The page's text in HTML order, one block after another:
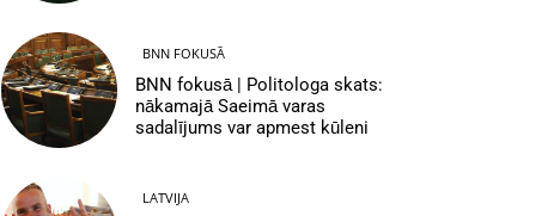
BNN FOKUSĀ
BNN fokusā | Politologa skats:
nākamajā Saeimā varas
sadalījums var apmest kūleni
LATVIJA